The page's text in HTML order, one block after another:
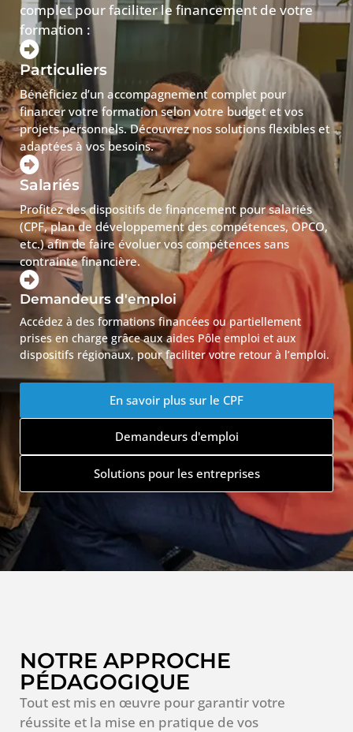
complet pour faciliter le financement de votre
formation :
Particuliers
Bénéficiez d’un accompagnement complet pour
financer votre formation selon votre budget et vos
projets personnels. Découvrez nos solutions flexibles et
adaptées à vos besoins.
Salariés
Profitez des dispositifs de financement pour salariés
(CPF, plan de développement des compétences, OPCO,
etc.) afin de faire évoluer vos compétences sans
contrainte financière.
Demandeurs d'emploi
Accédez à des formations financées ou partiellement
prises en charge grâce aux aides Pôle emploi et aux
dispositifs régionaux, pour faciliter votre retour à l’emploi.
En savoir plus sur le CPF
Demandeurs d'emploi
Solutions pour les entreprises
NOTRE APPROCHE
PÉDAGOGIQUE
Tout est mis en œuvre pour garantir votre
réussite et la mise en pratique de vos